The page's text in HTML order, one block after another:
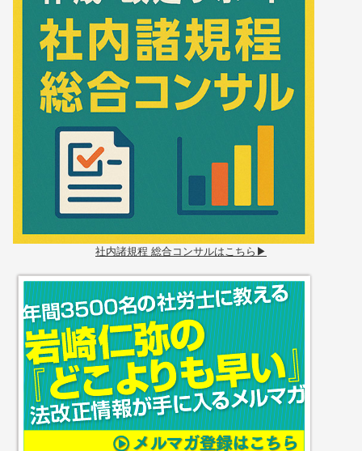
社内諸規程 総合コンサルはこちら▶